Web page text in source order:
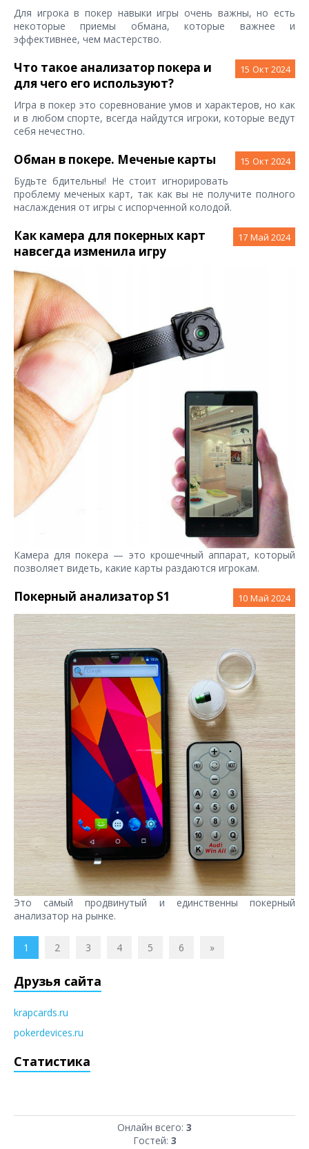
Для игрока в покер навыки игры очень важны, но есть
некоторые приемы обмана, которые важнее и
эффективнее, чем мастерство.
15 Окт 2024
Что такое анализатор покера и
для чего его используют?
Игра в покер это соревнование умов и характеров, но как
и в любом спорте, всегда найдутся игроки, которые ведут
себя нечестно.
15 Окт 2024
Обман в покере. Меченые карты
Будьте бдительны! Не стоит игнорировать
проблему меченых карт, так как вы не получите полного
наслаждения от игры с испорченной колодой.
17 Май 2024
Как камера для покерных карт
навсегда изменила игру
Камера для покера — это крошечный аппарат, который
позволяет видеть, какие карты раздаются игрокам.
10 Май 2024
Покерный анализатор S1
Это самый продвинутый и единственны покерный
анализатор на рынке.
1 2 3 4 5 6 »
Друзья сайта
krapcards.ru
pokerdevices.ru
Статистика
Онлайн всего: 3
Гостей: 3